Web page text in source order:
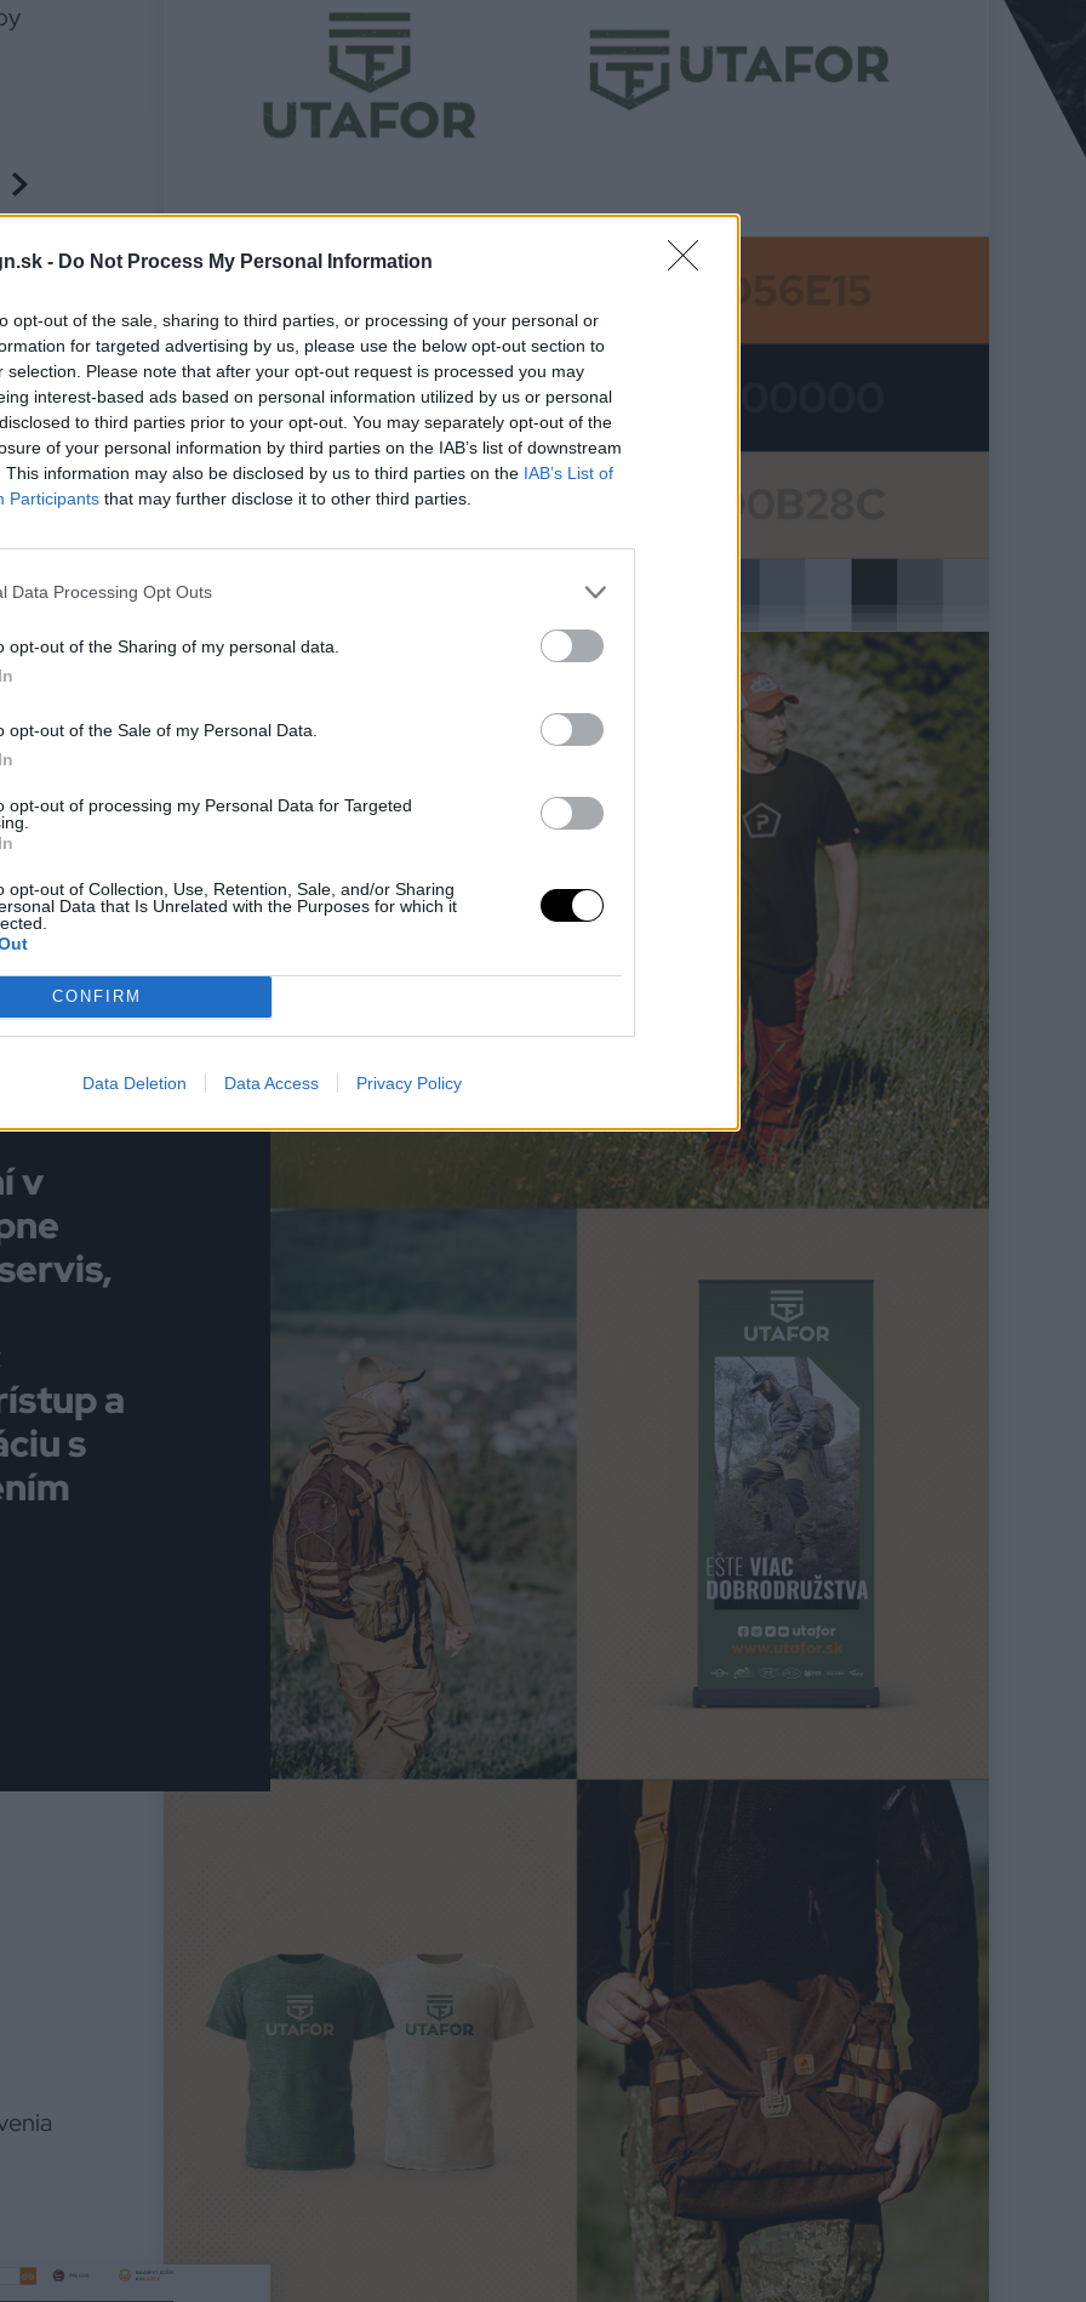
- Do Not Process My Personal Information
opt-out of the sale, sharing to third parties, or processing of your personal or
for targeted advertising by us, please use the below opt-out section to
selection. Please note that after your opt-out request is processed you may
interest-based ads based on personal information utilized by us or personal
to third parties prior to your opt-out. You may separately opt-out of the
of your personal information by third parties on the IAB’s list of downstream
This information may also be disclosed by us to third parties on the IAB’s List of
Participants that may further disclose it to other third parties.
Data Processing Opt Outs
opt-out of the Sharing of my personal data.
opt-out of the Sale of my Personal Data.
opt-out of processing my Personal Data for Targeted
opt-out of Collection, Use, Retention, Sale, and/or Sharing
Data that Is Unrelated with the Purposes for which it
CONFIRM
Data Deletion Data Access Privacy Policy
na
v
a
s